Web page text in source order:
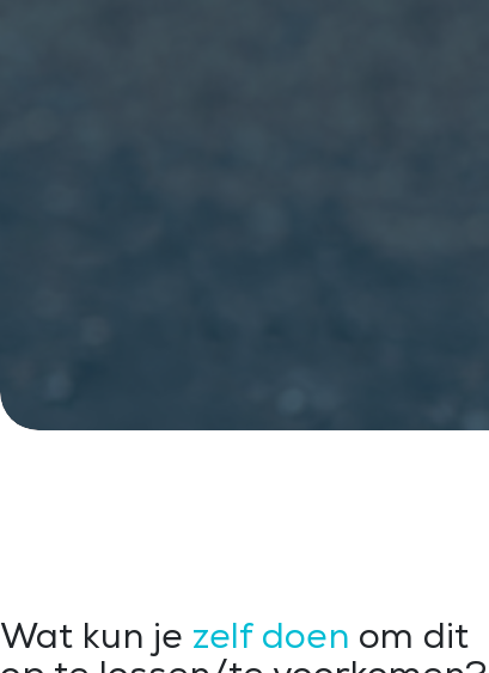
Wat kun je zelf doen om dit